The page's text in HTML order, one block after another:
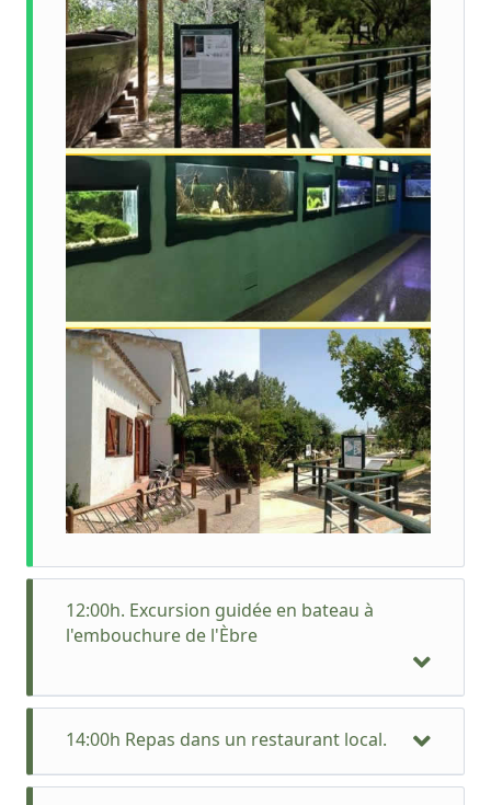
12:00h. Excursion guidée en bateau à
l'embouchure de l'Èbre
14:00h Repas dans un restaurant local.